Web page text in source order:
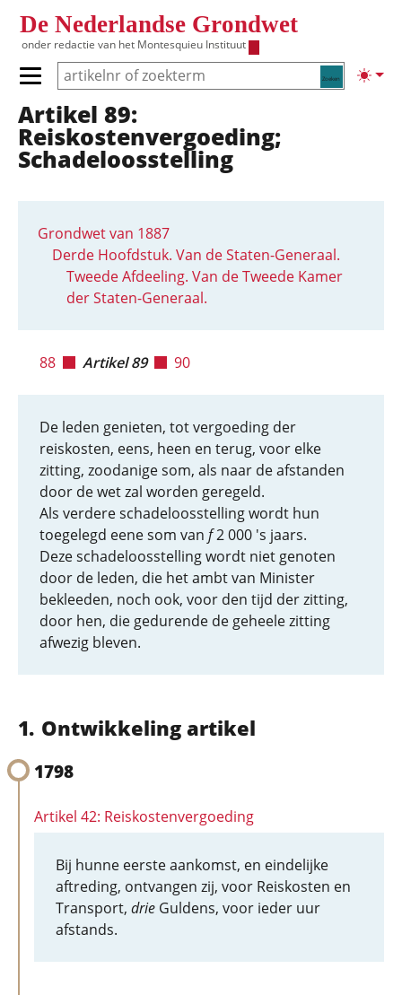
De Nederlandse Grondwet
onder redactie van het Montesquieu Instituut
Zoeken
Primair menu tonen/verbergen
Hoofdnavigatie
Artikel 89:
Reiskostenvergoeding;
Schadeloosstelling
Grondwet van 1887
Derde Hoofdstuk. Van de Staten-Generaal.
Tweede Afdeeling. Van de Tweede Kamer
der Staten-Generaal.
88 Artikel 89 90
De leden genieten, tot vergoeding der
reiskosten, eens, heen en terug, voor elke
zitting, zoodanige som, als naar de afstanden
door de wet zal worden geregeld.
Als verdere schadeloosstelling wordt hun
toegelegd eene som van f2 000 's jaars.
Deze schadeloosstelling wordt niet genoten
door de leden, die het ambt van Minister
bekleeden, noch ook, voor den tijd der zitting,
door hen, die gedurende de geheele zitting
afwezig bleven.
Ontwikkeling artikel
1798
Artikel 42: Reiskostenvergoeding
Bij hunne eerste aankomst, en eindelijke
aftreding, ontvangen zij, voor Reiskosten en
Transport, drie Guldens, voor ieder uur
afstands.